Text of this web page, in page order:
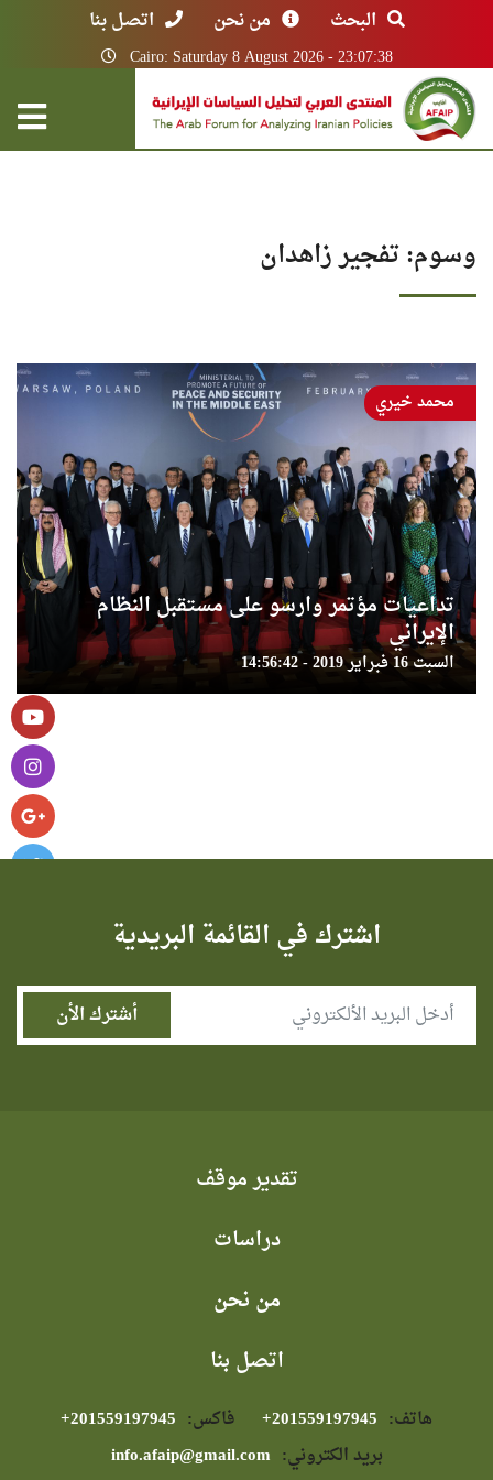
البحث من نحن اتصل بنا
Cairo: Saturday 8 August 2026 - 23:07:38
وسوم: تفجير زاهدان
تداعيات مؤتمر وارسو على مستقبل النظام
الإيراني
السبت 16 فبراير 2019 - 14:56:42
محمد خيري
اشترك في القائمة البريدية
تقدير موقف
دراسات
من نحن
اتصل بنا
هاتف: فاكس:
بريد الكتروني: info.afaip@gmail.com